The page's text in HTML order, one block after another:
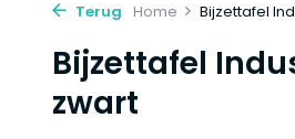
Terug Home Bijzettafel
Bijzettafel
zwart